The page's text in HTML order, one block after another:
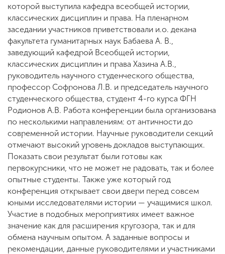
которой выступила кафедра всеобщей истории,
классических дисциплин и права. На пленарном
заседании участников приветствовали и.о. декана
факультета гуманитарных наук Бабаева А. В.,
заведующий кафедрой Всеобщей истории,
классических дисциплин и права Хазина А.В.,
руководитель научного студенческого общества,
профессор Софронова Л.В. и председатель научного
студенческого общества, студент 4-го курса ФГН
Родионов А.В. Работа конференции была организована
по несколькими направлениям: от античности до
современной истории. Научные руководители секций
отмечают высокий уровень докладов выступающих.
Показать свои результат были готовы как
первокурсники, что не может не радовать, так и более
опытные студенты. Также уже который год
конференция открывает свои двери перед совсем
юными исследователями истории — учащимися школ.
Участие в подобных мероприятиях имеет важное
значение как для расширения кругозора, так и для
обмена научным опытом. А заданные вопросы и
рекомендации, данные руководителями и участниками